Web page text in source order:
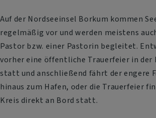
Auf der Nordseeinsel Borkum kommen
regelmäßig vor und werden meistens
Pastor bzw. einer Pastorin begleitet.
vorher eine öffentliche Trauerfeier in der
statt und anschließend fährt der engere
hinaus zum Hafen, oder die Trauerfeier
Kreis direkt an Bord statt.